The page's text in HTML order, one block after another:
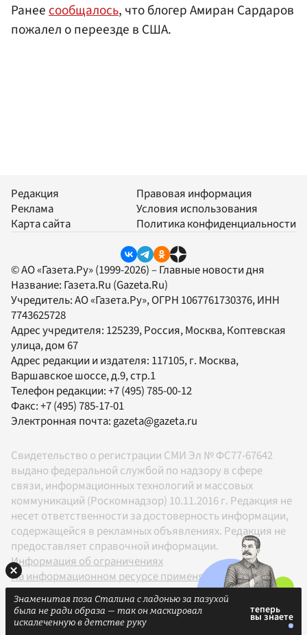
Ранеесообщалось, что блогер Амиран Сардаров
пожалел о переезде в США.
Редакция
Реклама
Карта сайта
Правовая информация
Условия использования
Политика конфиденциальности
© АО «Газета.Ру» (1999-2026) – Главные новости дня
Название: Газета.Ru (Gazeta.Ru)
Учредитель:АО «Газета.Ру», ОГРН 1067761730376, ИНН
7743625728
Адрес учредителя: 125239, Россия, Москва, Коптевская
улица, дом 67
Адрес редакции и издателя: 117105, г. Москва,
Варшавское шоссе, д.9, стр.1
Телефон редакции:+7 (495) 785-00-12
Факс:+7 (495) 785-17-01
Электронная почта: gazeta@gazeta.ru
Свидетельство о регистрации СМИ Эл № ФС77-67642
выдано федеральной службой по надзору в сфере
связи, информационных технологий и массовых
коммуникаций (Роскомнадзор) 10.11.2016 г. Редакция не
несет ответственности за достоверность информации,
содержащейся в рекламных объявлениях. Редакция не
предоставляет справочной информации.
Информация об ограничениях
На информационном ресурсе применяются
рекомендательные технологии в соответствии с
Правилами
Знаменитая поза Сталина с ладонью за пазухой
была не ради образа — так он маскировал
искалеченную в детстве руку